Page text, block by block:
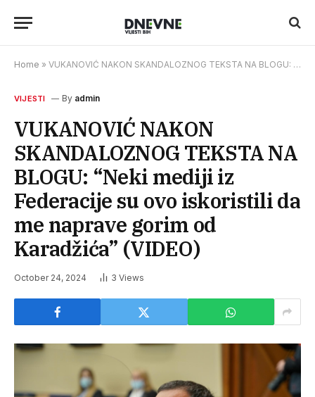
Home » VUKANOVIĆ NAKON SKANDALOZNOG TEKSTA NA BLOGU: “Neki mediji iz Federacije su ovo iskoristili da me naprave gorim od Karadžića” (VIDEO)
VIJESTI By admin
VUKANOVIĆ NAKON
SKANDALOZNOG TEKSTA NA
BLOGU: “Neki mediji iz
Federacije su ovo iskoristili da
me naprave gorim od
Karadžića” (VIDEO)
October 24, 2024 3 Views